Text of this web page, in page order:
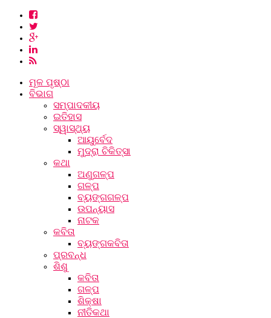
ମୂଳ ପୃଷ୍ଠା
ବିଭାଗ
ସମ୍ପାଦକୀୟ
ଇତିହାସ
ସ୍ୱାସ୍ଥ୍ୟ
ଆୟୁର୍ବେଦ
ମୁଦ୍ରା ଚିକିତ୍ସା
କଥା
ଅଣୁଗଳ୍ପ
ଗଳ୍ପ
ବ୍ୟଙ୍ଗଗଳ୍ପ
ଉପନ୍ୟାସ
ନାଟକ
କବିତା
ବ୍ୟଙ୍ଗକବିତା
ପ୍ରବନ୍ଧ
ଶିଶୁ
କବିତା
ଗଳ୍ପ
ଶିକ୍ଷା
ନୀତିକଥା